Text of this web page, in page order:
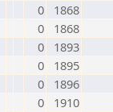
0
1868
0
1868
0
1893
0
1895
0
1896
0
1910